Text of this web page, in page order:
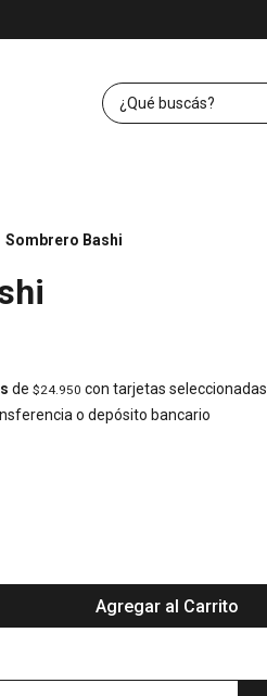
Sombrero Bashi
de $24.950 con tarjetas seleccionadas
o depósito bancario
Agregar al Carrito